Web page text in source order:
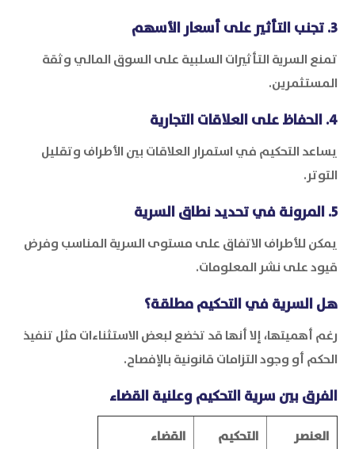
3. تجنب التأثير على أسعار الأسهم
تمنع السرية التأثيرات السلبية على السوق المالي وثقة
المستثمرين.
4. الحفاظ على العلاقات التجارية
يساعد التحكيم في استمرار العلاقات بين الأطراف وتقليل
التوتر.
5. المرونة في تحديد نطاق السرية
يمكن للأطراف الاتفاق على مستوى السرية المناسب وفرض
قيود على نشر المعلومات.
هل السرية في التحكيم مطلقة؟
رغم أهميتها، إلا أنها قد تخضع لبعض الاستثناءات مثل تنفيذ
الحكم أو وجود التزامات قانونية بالإفصاح.
الفرق بين سرية التحكيم وعلنية القضاء
العنصر التحكيم القضاء